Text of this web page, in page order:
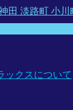
ックスについて
マッサージ タ